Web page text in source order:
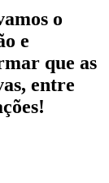
o
e
que as
entre